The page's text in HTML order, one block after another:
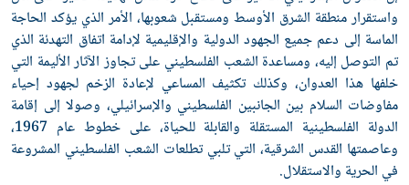
واستقرار منطقة الشرق الأوسط ومستقبل شعوبها، الأمر الذي يؤكد الحاجة
الماسة إلى دعم جميع الجهود الدولية والإقليمية لإدامة اتفاق التهدئة الذي
تم التوصل إليه، ومساعدة الشعب الفلسطيني على تجاوز الآثار الأليمة التي
خلفها هذا العدوان، وكذلك تكثيف المساعي لإعادة الزخم لجهود إحياء
مفاوضات السلام بين الجانبين الفلسطيني والإسرائيلي، وصولا إلى إقامة
الدولة الفلسطينية المستقلة والقابلة للحياة، على خطوط عام 1967،
وعاصمتها القدس الشرقية، التي تلبي تطلعات الشعب الفلسطيني المشروعة
في الحرية والاستقلال.